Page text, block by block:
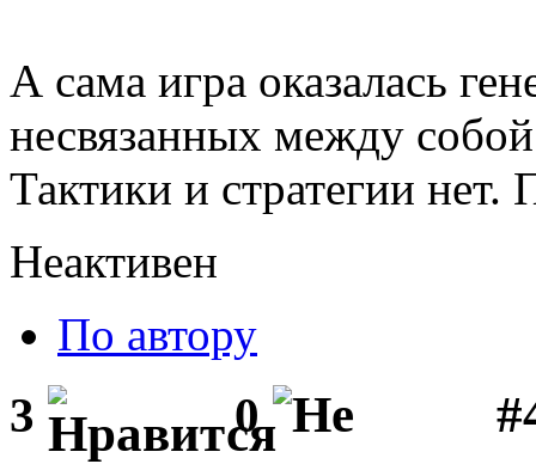
А сама игра оказалась
несвязанных между
Тактики и стратегии нет.
Неактивен
По автору
3 0